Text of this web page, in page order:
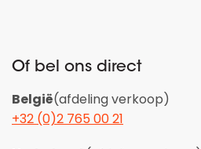
Of bel ons direct
België(afdeling verkoop)
+32 (0)2 765 00 21